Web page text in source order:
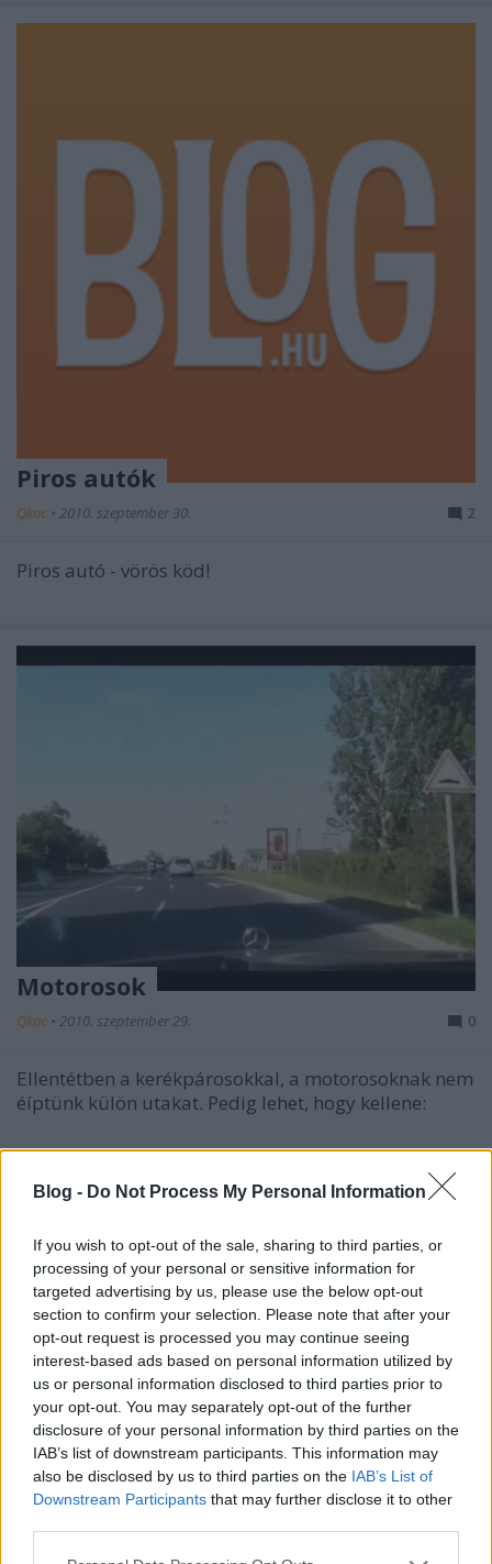
Blog - Do Not Process My Personal Information
If you wish to opt-out of the sale, sharing to third parties, or
processing of your personal or sensitive information for
targeted advertising by us, please use the below opt-out
section to confirm your selection. Please note that after your
opt-out request is processed you may continue seeing
interest-based ads based on personal information utilized by
us or personal information disclosed to third parties prior to
your opt-out. You may separately opt-out of the further
disclosure of your personal information by third parties on the
IAB’s list of downstream participants. This information may
also be disclosed by us to third parties on the IAB’s List of
Downstream Participants that may further disclose it to other
Please note that this website/app uses one or more Google
Piros autók
Qkac • 2010. szeptember 30. 2
Piros autó - vörös köd!
Motorosok
Qkac • 2010. szeptember 29. 0
Ellentétben a kerékpárosokkal, a motorosoknak nem
éíptünk külön utakat. Pedig lehet, hogy kellene:
Kerékpárosok